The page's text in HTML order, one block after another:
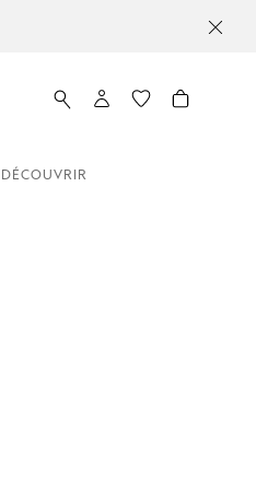
DÉCOUVRIR